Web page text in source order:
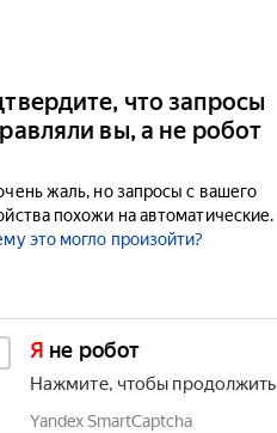
что запросы
вы, а не робот
жаль, но запросы с вашего
похожи на автоматические.
это могло произойти?
Я не робот
Нажмите, чтобы продолжить
Yandex SmartCaptcha